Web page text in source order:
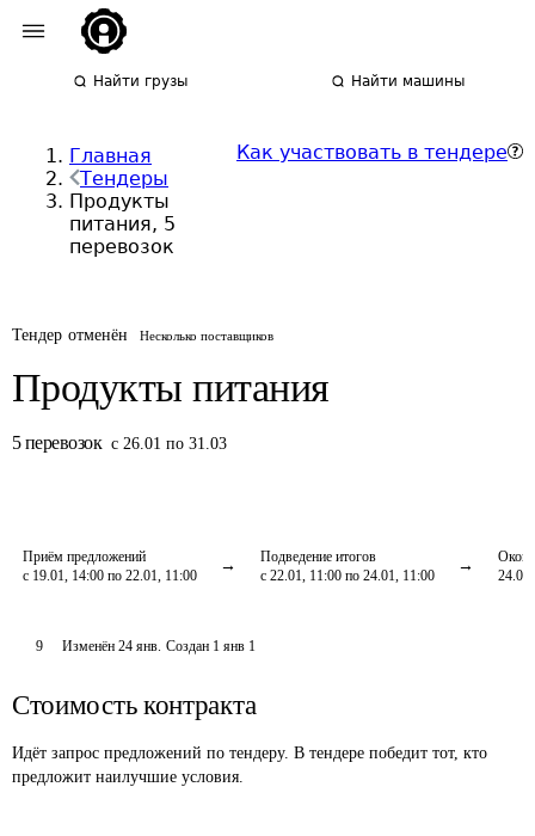
Найти грузы Найти машины
Главная
Тендеры
Продукты
питания, 5
перевозок
Как участвовать в тендере
Тендер отменён Несколько поставщиков
Продукты питания
5 перевозок с 26.01 по 31.03
Приём предложений
с 19.01, 14:00 по 22.01, 11:00
Подведение итогов
с 22.01, 11:00 по 24.01, 11:00
9 Изменён 24 янв. Создан 1 янв 1
Стоимость контракта
Идёт запрос предложений по тендеру. В тендере победит тот, кто
предложит наилучшие условия.